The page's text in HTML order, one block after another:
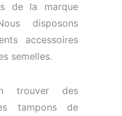
de la marque
disposons
accessoires
semelles.
trouver des
tampons de